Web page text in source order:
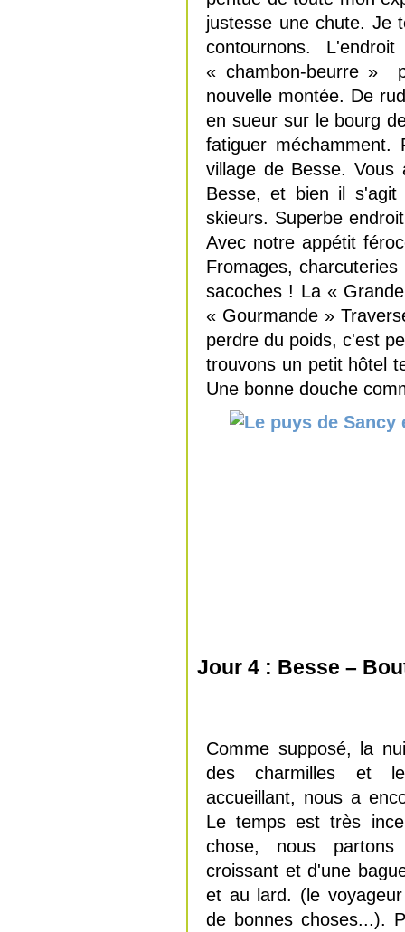
justesse une chute. Je
contournons.
« chambon-beurre »
nouvelle montée. De
en sueur sur le bourg
fatiguer
village de Besse. Vous
Besse, et bien il s'agit
skieurs. Superbe
Avec notre appétit
Fromages,
sacoches ! La «
« Gourmande »
perdre du poids, c'est
trouvons un petit hôtel
Une bonne douche
Jour 4 : Besse –
Comme supposé, la
des charmilles et
accueillant, nous a
Le temps est très
chose, nous
croissant et d'une
et au lard. (le
de bonnes choses...).